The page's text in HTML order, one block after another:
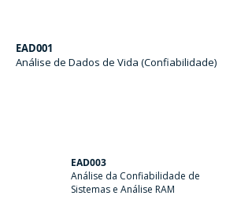
EAD001
Análise de Dados de Vida (Confiabilidade)
EAD003
Análise da Confiabilidade de
Sistemas e Análise RAM